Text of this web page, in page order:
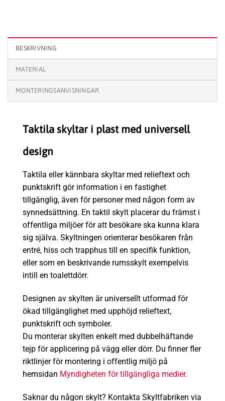
BESKRIVNING
MATERIAL
MONTERINGSANVISNINGAR
Taktila skyltar i plast med universell
design
Taktila eller kännbara skyltar med relieftext och
punktskrift gör information i en fastighet
tillgänglig, även för personer med någon form av
synnedsättning. En taktil skylt placerar du främst i
offentliga miljöer för att besökare ska kunna klara
sig själva. Skyltningen orienterar besökaren från
entré, hiss och trapphus till en specifik funktion,
eller som en beskrivande rumsskylt exempelvis
intill en toalettdörr.
Designen av skylten är universellt utformad för
ökad tillgänglighet med upphöjd relieftext,
punktskrift och symboler.
Du monterar skylten enkelt med dubbelhäftande
tejp för applicering på vägg eller dörr. Du finner fler
riktlinjer för montering i offentlig miljö på
hemsidan Myndigheten för tillgängliga medier.
Saknar du någon skylt? Kontakta Skyltfabriken via